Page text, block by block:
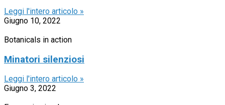
Leggi l'intero articolo »
Giugno 10, 2022
Botanicals in action
Minatori silenziosi
Leggi l'intero articolo »
Giugno 3, 2022